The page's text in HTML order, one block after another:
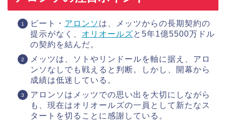
ピート・ アロンソ は、メッツからの長期契約の
提示がなく、 オリオールズと5年1億5500万ドル
の契約を結んだ。
メッツは、ソトやリンドールを軸に据え、アロ
ンソなしでも戦えると判断。しかし、開幕から
成績は低迷している。
アロンソはメッツでの思い出を大切にしながら
も、現在はオリオールズの一員として新たなス
タートを切ることに感謝している。